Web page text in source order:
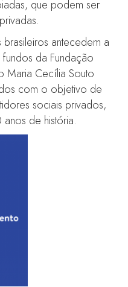
que podem ser
antecedem a
da Fundação
Maria Cecília Souto
com o objetivo de
sociais privados,
de história.